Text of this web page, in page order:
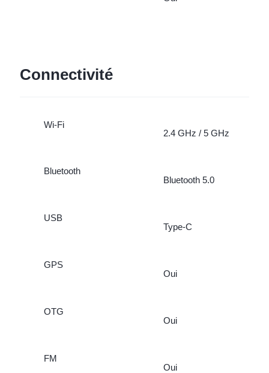
Connectivité
Wi-Fi
2.4 GHz / 5 GHz
Bluetooth
Bluetooth 5.0
USB
Type-C
GPS
Oui
OTG
Oui
FM
Oui